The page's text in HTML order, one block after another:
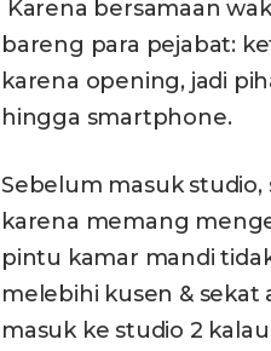
Karena bersamaan
bareng para pejabat:
karena opening, jadi
hingga smartphone.
Sebelum masuk studio,
karena memang
pintu kamar mandi
melebihi kusen & sekat
masuk ke studio 2